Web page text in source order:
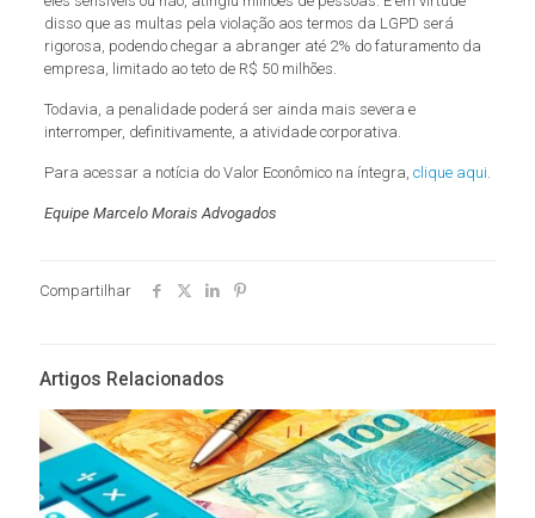
disso que as multas pela violação aos termos da LGPD será
rigorosa, podendo chegar a abranger até 2% do faturamento da
empresa, limitado ao teto de R$ 50 milhões.
Todavia, a penalidade poderá ser ainda mais severa e
interromper, definitivamente, a atividade corporativa.
Para acessar a notícia do Valor Econômico na íntegra, clique aqui
Equipe Marcelo Morais Advogados
Compartilhar
Artigos Relacionados